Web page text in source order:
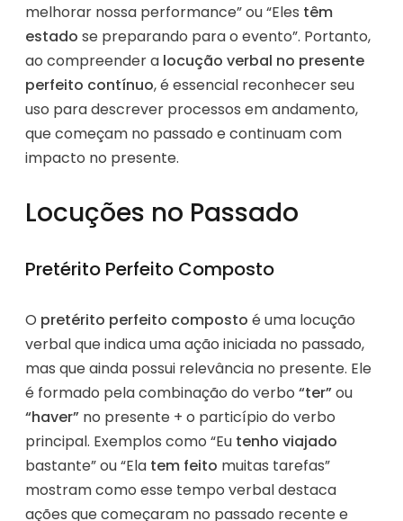
melhorar nossa performance” ou “Eles têm
estado se preparando para o evento”. Portanto,
ao compreender a locução verbal no presente
perfeito contínuo, é essencial reconhecer seu
uso para descrever processos em andamento,
que começam no passado e continuam com
impacto no presente.
Locuções no Passado
Pretérito Perfeito Composto
O pretérito perfeito composto é uma locução
verbal que indica uma ação iniciada no passado,
mas que ainda possui relevância no presente. Ele
é formado pela combinação do verbo “ter”ou
“haver” no presente + o particípio do verbo
principal. Exemplos como “Eu tenho viajado
bastante” ou “Ela tem feito muitas tarefas”
mostram como esse tempo verbal destaca
ações que começaram no passado recente e